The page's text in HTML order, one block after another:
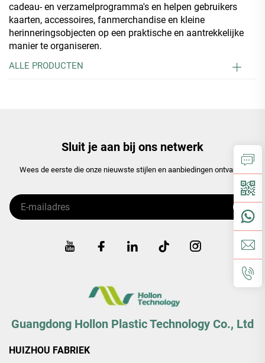
cadeau- en verzamelprogramma's en helpen gebruikers
kaarten, accessoires, fanmerchandise en kleine
herinneringsobjecten op een praktische en aantrekkelijke
manier te organiseren.
ALLE PRODUCTEN
Sluit je aan bij ons netwerk
Wees de eerste die onze nieuwste stijlen en aanbiedingen ontvangt.
Guangdong Hollon Plastic Technology Co., Ltd
HUIZHOU FABRIEK